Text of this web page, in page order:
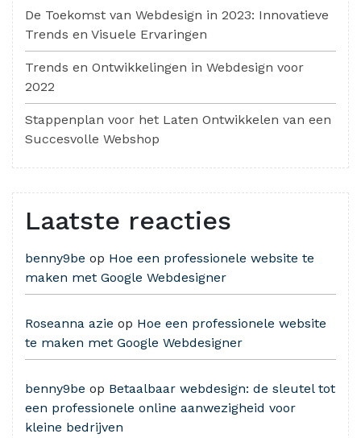
De Toekomst van Webdesign in 2023: Innovatieve
Trends en Visuele Ervaringen
Trends en Ontwikkelingen in Webdesign voor
2022
Stappenplan voor het Laten Ontwikkelen van een
Succesvolle Webshop
Laatste reacties
benny9be op Hoe een professionele website te
maken met Google Webdesigner
Roseanna azie op Hoe een professionele website
te maken met Google Webdesigner
benny9be op Betaalbaar webdesign: de sleutel tot
een professionele online aanwezigheid voor
kleine bedrijven